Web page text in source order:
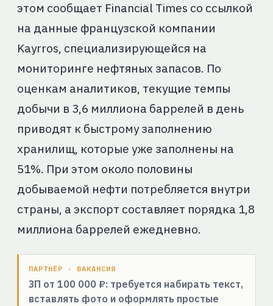
этом сообщает Financial Times со ссылкой
на данные французской компании
Kayrros, специализирующейся на
мониторинге нефтяных запасов. По
оценкам аналитиков, текущие темпы
добычи в 3,6 миллиона баррелей в день
приводят к быстрому заполнению
хранилищ, которые уже заполнены на
51%. При этом около половины
добываемой нефти потребляется внутри
страны, а экспорт составляет порядка 1,8
миллиона баррелей ежедневно.
ПАРТНЁР · ВАКАНСИЯ
ЗП от 100 000 ₽: требуется набирать текст,
вставлять фото и оформлять простые